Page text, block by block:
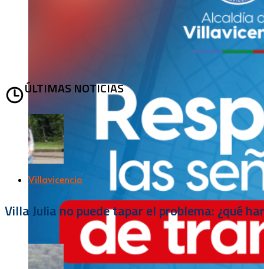
ÚLTIMAS NOTICIAS
Villavicencio
Villa Julia no puede tapar el problema: ¿qué